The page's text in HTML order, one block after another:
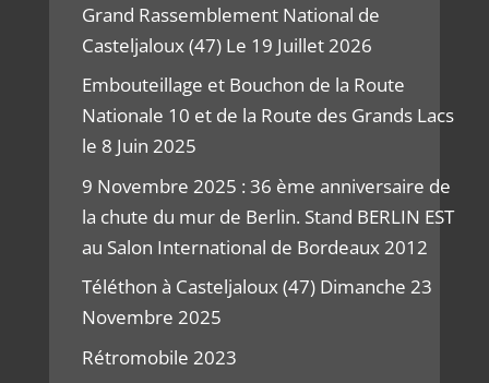
Grand Rassemblement National de
Casteljaloux (47) Le 19 Juillet 2026
Embouteillage et Bouchon de la Route
Nationale 10 et de la Route des Grands Lacs
le 8 Juin 2025
9 Novembre 2025 : 36 ème anniversaire de
la chute du mur de Berlin. Stand BERLIN EST
au Salon International de Bordeaux 2012
Téléthon à Casteljaloux (47) Dimanche 23
Novembre 2025
Rétromobile 2023